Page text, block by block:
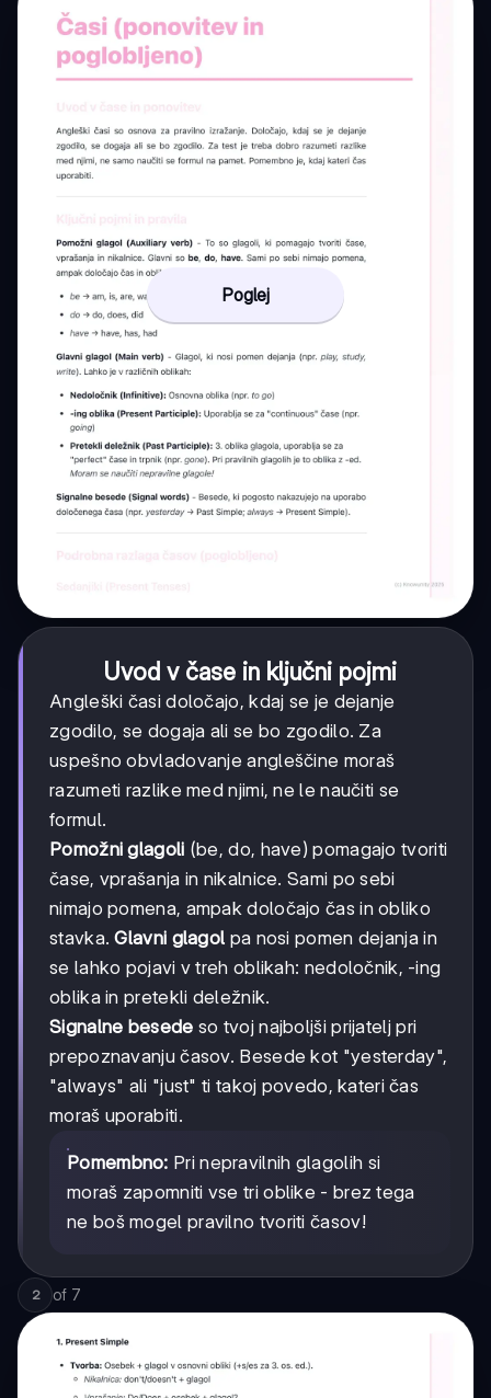
Poglej
Uvod v čase in ključni pojmi
Angleški časi določajo, kdaj se je dejanje
zgodilo, se dogaja ali se bo zgodilo. Za
uspešno obvladovanje angleščine moraš
razumeti razlike med njimi, ne le naučiti se
formul.
Pomožni glagoli (be, do, have) pomagajo tvoriti
čase, vprašanja in nikalnice. Sami po sebi
nimajo pomena, ampak določajo čas in obliko
stavka.Glavni glagol pa nosi pomen dejanja in
se lahko pojavi v treh oblikah: nedoločnik, -ing
oblika in pretekli deležnik.
Signalne besede so tvoj najboljši prijatelj pri
prepoznavanju časov. Besede kot "yesterday",
"always" ali "just" ti takoj povedo, kateri čas
moraš uporabiti.
Pomembno: Pri nepravilnih glagolih si
moraš zapomniti vse tri oblike - brez tega
ne boš mogel pravilno tvoriti časov!
2 of 7